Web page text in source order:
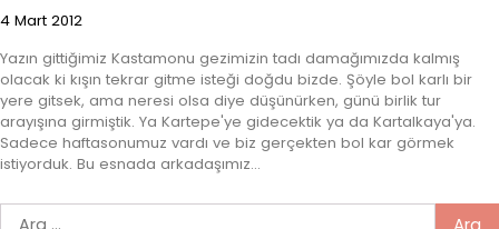
4 Mart 2012
Yazın gittiğimiz Kastamonu gezimizin tadı damağımızda kalmış
olacak ki kışın tekrar gitme isteği doğdu bizde. Şöyle bol karlı bir
yere gitsek, ama neresi olsa diye düşünürken, günü birlik tur
arayışına girmiştik. Ya Kartepe'ye gidecektik ya da Kartalkaya'ya.
Sadece haftasonumuz vardı ve biz gerçekten bol kar görmek
istiyorduk. Bu esnada arkadaşımız…
Arama: